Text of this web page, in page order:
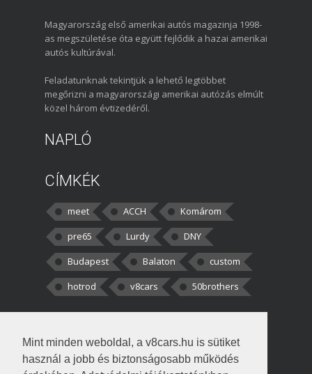
Mint minden weboldal, a v8cars.hu is sütiket
használ a jobb és biztonságosabb működés
Magyarország első amerikai autós magazinja 1998-
as megszületése óta együtt fejlődik a hazai amerikai
autós kultúrával.
Feladatunknak tekintjük a lehető legtöbbet
megőrizni a magyarországi amerikai autózás elmúlt
közel három évtizedéről.
NAPLÓ
CÍMKÉK
meet ACCH
Komárom
pre65
Lurdy
DNY
Budapest
Balaton
custom
hotrod
v8cars 50brothers
kortisz:Elszúrtam! Én csak két
darabbaal számoltam. Nem tudtam, hogy fél autót,